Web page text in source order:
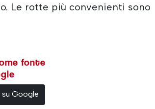
Le rotte più convenienti sono
fonte
Google